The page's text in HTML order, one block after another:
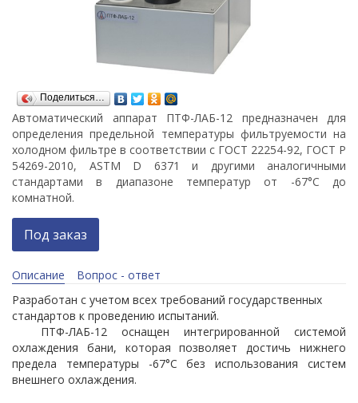
Поделиться…
Автоматический аппарат ПТФ-ЛАБ-12 предназначен для
определения предельной температуры фильтруемости на
холодном фильтре в соответствии с ГОСТ 22254-92, ГОСТ Р
54269-2010, ASTM D 6371 и другими аналогичными
стандартами в диапазоне температур от -67°С до
комнатной.
Под заказ
Описание
Вопрос - ответ
Разработан с учетом всех требований государственных
стандартов к проведению испытаний.
ПТФ-ЛАБ-12 оснащен интегрированной системой
охлаждения бани, которая позволяет достичь нижнего
предела температуры -67°С без использования систем
внешнего охлаждения.